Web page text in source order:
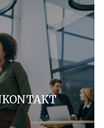
an unsere